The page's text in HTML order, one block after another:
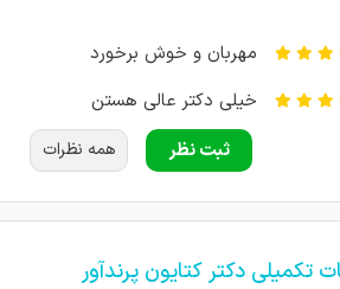
مهربان و خوش برخورد
خیلی دکتر عالی هستن
مشکل پوستی داشتم چندتا دکتر
ندادن ولی ایشون تشخیص دادن و دارو
ام
کارخانم دکتر فوق العادست اخلاق
ثبت نظر همه نظرات
تکمیلی دکتر کتایون پرندآور